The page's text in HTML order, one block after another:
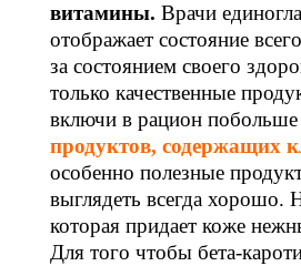
витамины. Врачи
отображает состояние
за состоянием своего
только качественные
включи в рацион
продуктов, содержащих
особенно полезные
выглядеть всегда хорошо.
которая придает коже
Для того чтобы бета-